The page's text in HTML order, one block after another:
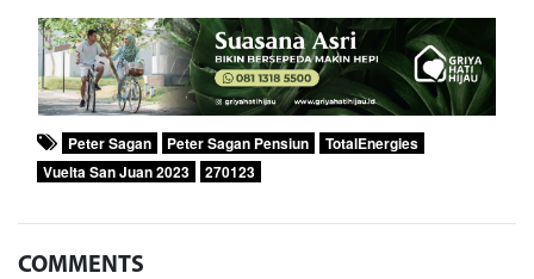
Peter Sagan Peter Sagan Pensiun
TotalEnergies
Vuelta San Juan 2023
270123
COMMENTS